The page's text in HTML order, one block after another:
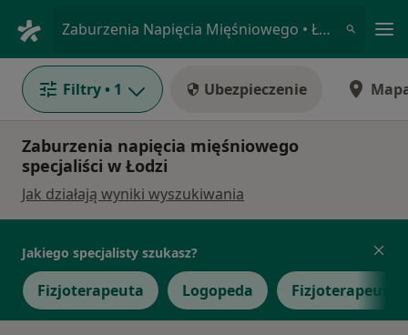
Zaburzenia Napięcia Mięśniowego • Łódź, łódzkie
Filtry • 1 Ubezpieczenie
Zaburzenia napięcia mięśniowego
specjaliści w Łodzi
Jak działają wyniki wyszukiwania
Jakiego specjalisty szukasz?
Fizjoterapeuta Logopeda Fizjoterapeuta